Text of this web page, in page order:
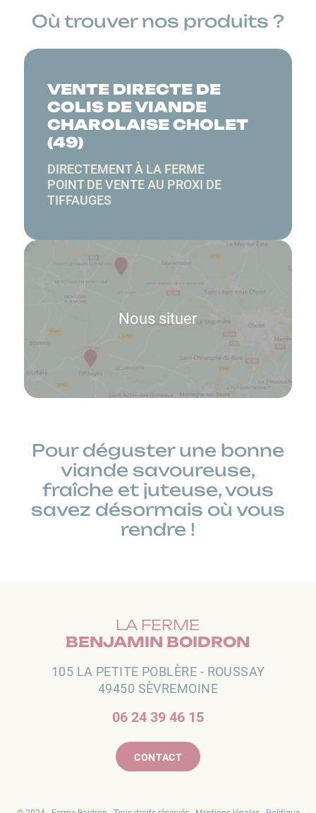
Où trouver nos produits ?
VENTE DIRECTE DE
COLIS DE VIANDE
CHAROLAISE CHOLET
(49)
DIRECTEMENT À LA FERME
POINT DE VENTE AU PROXI DE
TIFFAUGES
Pour déguster une bonne
viande savoureuse,
fraîche et juteuse, vous
savez désormais où vous
rendre !
LA FERME
BENJAMIN BOIDRON
105 LA PETITE POBLÈRE - ROUSSAY
49450 SÈVREMOINE
06 24 39 46 15
CONTACT